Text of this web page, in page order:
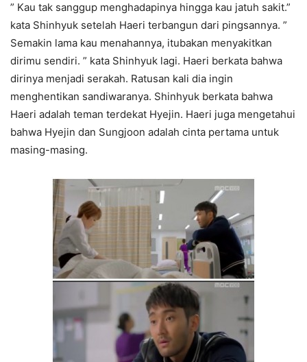
” Kau tak sanggup menghadapinya hingga kau jatuh sakit.”
kata Shinhyuk setelah Haeri terbangun dari pingsannya. ”
Semakin lama kau menahannya, itubakan menyakitkan
dirimu sendiri. ” kata Shinhyuk lagi. Haeri berkata bahwa
dirinya menjadi serakah. Ratusan kali dia ingin
menghentikan sandiwaranya. Shinhyuk berkata bahwa
Haeri adalah teman terdekat Hyejin. Haeri juga mengetahui
bahwa Hyejin dan Sungjoon adalah cinta pertama untuk
masing-masing.